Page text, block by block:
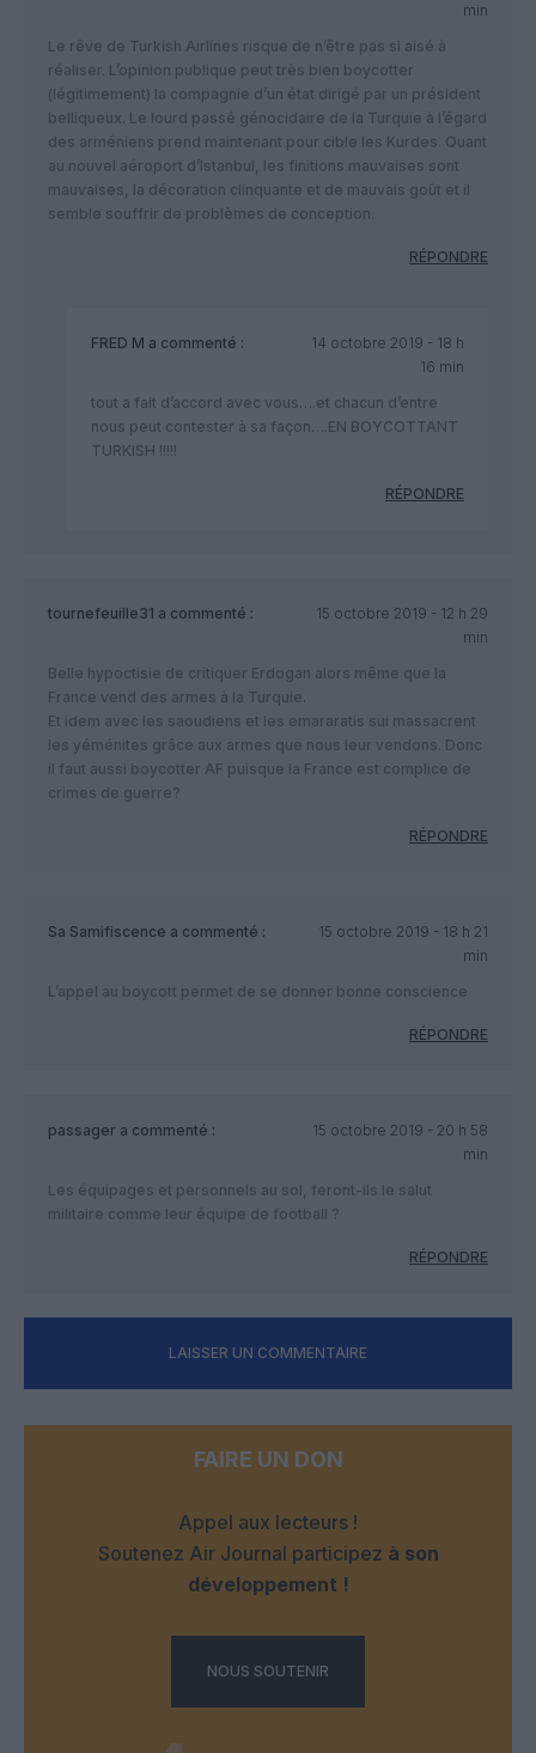
min
Le rêve de Turkish Airlines risque de n’être pas si aisé à
réaliser. L’opinion publique peut très bien boycotter
(légitimement) la compagnie d’un état dirigé par un président
belliqueux. Le lourd passé génocidaire de la Turquie à l’égard
des arméniens prend maintenant pour cible les Kurdes. Quant
au nouvel aéroport d’Istanbul, les finitions mauvaises sont
mauvaises, la décoration clinquante et de mauvais goût et il
semble souffrir de problèmes de conception.
RÉPONDRE
FRED M a commenté :
14 octobre 2019 - 18 h
16 min
tout a fait d’accord avec vous….et chacun d’entre
nous peut contester à sa façon….EN BOYCOTTANT
TURKISH !!!!!
RÉPONDRE
tournefeuille31 a commenté :
15 octobre 2019 - 12 h 29
min
Belle hypoctisie de critiquer Erdogan alors même que la
France vend des armes à la Turquie.
Et idem avec les saoudiens et les emararatis sui massacrent
les yéménites grâce aux armes que nous leur vendons. Donc
il faut aussi boycotter AF puisque la France est complice de
crimes de guerre?
RÉPONDRE
Sa Samifiscence a commenté :
15 octobre 2019 - 18 h 21
min
L’appel au boycott permet de se donner bonne conscience
RÉPONDRE
passager a commenté :
15 octobre 2019 - 20 h 58
min
Les équipages et personnels au sol, feront-ils le salut
militaire comme leur équipe de football ?
RÉPONDRE
LAISSER UN COMMENTAIRE
FAIRE UN DON
Appel aux lecteurs !
Soutenez Air Journal participez à son
développement !
NOUS SOUTENIR